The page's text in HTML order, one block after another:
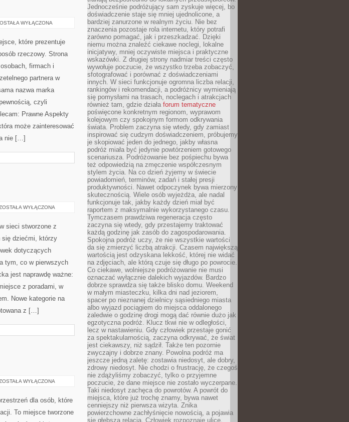
WYŁĄCZONA
które prezentuje
rzeczowy. Strona
firmach i
partnera w
nazwa marka
czyli
Prawne Aspekty
może zainteresować
nie […]
WYŁĄCZONA
sieci stworzone z
się dziećmi, którzy
dotyczących
tym, co w pierwszych
jest naprawdę ważne:
z poradami, w
Nowe kategorie na
z […]
WYŁĄCZONA
dla osób, które
To miejsce tworzone
Jednocześnie podróżujący sam zyskuje więcej, bo
doświadczenie staje się mniej ujednolicone, a
bardziej zanurzone w realnym życiu. Nie bez
znaczenia pozostaje rola internetu, który potrafi
zarówno pomagać, jak i przeszkadzać. Dzięki
niemu można znaleźć ciekawe noclegi, lokalne
inicjatywy, mniej oczywiste miejsca i praktyczne
wskazówki. Z drugiej strony nadmiar treści często
wywołuje poczucie, że wszystko trzeba zobaczyć,
sfotografować i porównać z doświadczeniami
innych. W sieci funkcjonuje ogromna liczba relacji,
rankingów i rekomendacji, a podróżnicy wymieniają
się pomysłami na trasach, noclegach i atrakcjach
również tam, gdzie działa forum tematyczne
poświęcone konkretnym regionom, wyprawom
kolejowym czy spokojnym formom odkrywania
świata. Problem zaczyna się wtedy, gdy zamiast
inspirować się cudzym doświadczeniem, próbujemy
je skopiować jeden do jednego, jakby własna
podróż miała być jedynie powtórzeniem gotowego
scenariusza. Podróżowanie bez pośpiechu bywa
też odpowiedzią na zmęczenie współczesnym
stylem życia. Na co dzień żyjemy w świecie
powiadomień, terminów, zadań i stałej presji
produktywności. Nawet odpoczynek bywa mierzony
skutecznością. Wiele osób wyjeżdża, ale nadal
funkcjonuje tak, jakby każdy dzień miał być
raportem z maksymalnie wykorzystanego czasu.
Tymczasem prawdziwa regeneracja często
zaczyna się wtedy, gdy przestajemy traktować
każdą godzinę jak zasób do zagospodarowania.
Spokojna podróż uczy, że nie wszystkie wartości
da się zmierzyć liczbą atrakcji. Czasem największą
wartością jest odzyskana lekkość, której nie widać
na zdjęciach, ale którą czuje się długo po powrocie.
Co ciekawe, wolniejsze podróżowanie nie musi
oznaczać wyłącznie dalekich wyjazdów. Bardzo
dobrze sprawdza się także blisko domu. Weekend
w małym miasteczku, kilka dni nad jeziorem,
spacer po nieznanej dzielnicy sąsiedniego miasta
albo wyjazd pociągiem do miejsca oddalonego
zaledwie o godzinę drogi mogą dać równie dużo jak
egzotyczna podróż. Klucz tkwi nie w odległości,
lecz w nastawieniu. Gdy człowiek przestaje gonić
za spektakularnością, zaczyna odkrywać, że świat
jest ciekawszy, niż sądził. Także ten pozornie
zwyczajny i dobrze znany. Powolna podróż ma
jeszcze jedną zaletę: zostawia niedosyt, ale dobry,
zdrowy niedosyt. Nie chodzi o frustrację, że czegoś
nie zdążyliśmy zobaczyć, tylko o przyjemne
poczucie, że dane miejsce nie zostało wyczerpane.
Taki niedosyt zachęca do powrotów. A powrót do
miejsca, które już trochę znamy, bywa nawet
cenniejszy niż pierwsza wizyta. Znika
powierzchowne zachłyśnięcie nowością, a pojawia
się głębsza relacja. Człowiek rozpoznaje ulice,